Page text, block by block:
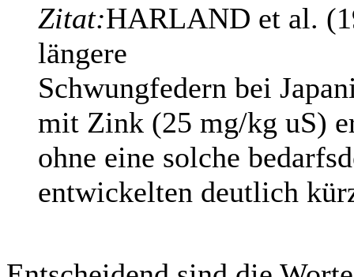
Zitat:HARLAND et al.
längere
Schwungfedern bei
mit Zink (25 mg/kg uS)
ohne eine solche
entwickelten deutlich